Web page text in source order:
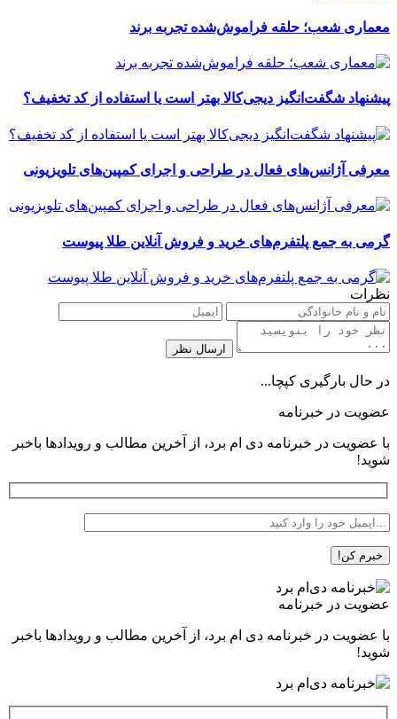
معماری شعب؛ حلقه فراموش‌شده تجربه برند
پیشنهاد شگفت‌انگیز دیجی‌کالا بهتر است یا استفاده از کد تخفیف؟
معرفی آژانس‌های فعال در طراحی و اجرای کمپین‌های تلویزیونی
گرمی به جمع پلتفرم‌های خرید و فروش آنلاین طلا پیوست
نظرات
در حال بارگیری کپچا...
عضویت در خبرنامه
با عضویت در خبرنامه دی ام برد، از آخرین مطالب و رویدادها باخبر
شوید!
عضویت در خبرنامه
با عضویت در خبرنامه دی ام برد، از آخرین مطالب و رویدادها باخبر
شوید!